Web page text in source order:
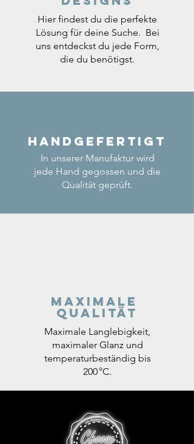
Hier findest du die perfekte
Lösung für deine Suche. Bei
uns entdeckst du jede Form,
die du benötigst.
Handgefertigt
In unserer Manufaktur wird
jede Hand gegossen und die
Qualität geprüft.
Maximale
Qualität
Maximale Langlebigkeit,
maximaler Glanz und
temperaturbeständig bis
200 °C.